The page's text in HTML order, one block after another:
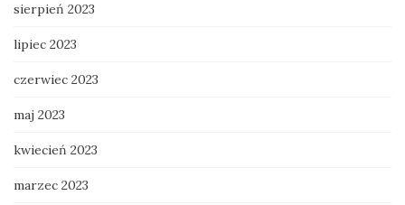
sierpień 2023
lipiec 2023
czerwiec 2023
maj 2023
kwiecień 2023
marzec 2023